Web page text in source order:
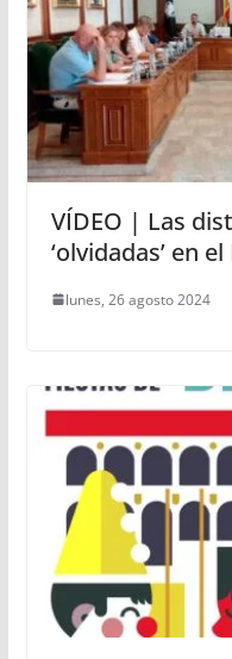
VÍDEO | Las
‘olvidadas’ en
lunes, 26 agosto 2024